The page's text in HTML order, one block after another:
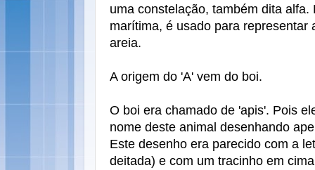
uma constelação, também dita alfa.
marítima, é usado para representar
areia.
A origem do 'A' vem do boi.
O boi era chamado de 'apis'. Pois
nome deste animal desenhando
Este desenho era parecido com a
deitada) e com um tracinho em